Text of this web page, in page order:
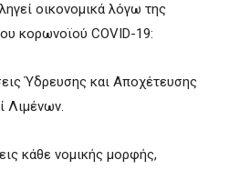
οικονομικά λόγω της
κορωνοϊού COVID-19:
Ύδρευσης και Αποχέτευσης
Λιμένων.
κάθε νομικής μορφής,